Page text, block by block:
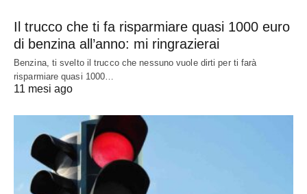
Il trucco che ti fa risparmiare quasi 1000 euro
di benzina all’anno: mi ringrazierai
Benzina, ti svelto il trucco che nessuno vuole dirti per ti farà
risparmiare quasi 1000…
11 mesi ago